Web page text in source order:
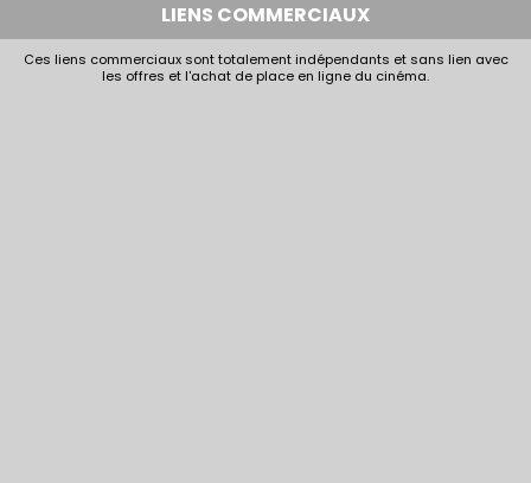
LIENS COMMERCIAUX
Ces liens commerciaux sont totalement indépendants et sans lien avec
les offres et l'achat de place en ligne du cinéma.